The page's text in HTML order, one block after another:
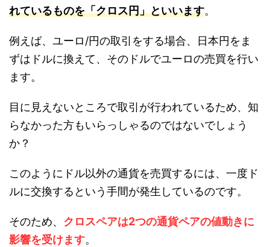
れているものを「クロス円」といいます。
例えば、ユーロ/円の取引をする場合、日本円をま
ずはドルに換えて、そのドルでユーロの売買を行い
ます。
目に見えないところで取引が行われているため、知
らなかった方もいらっしゃるのではないでしょう
か？
このようにドル以外の通貨を売買するには、一度ド
ルに交換するという手間が発生しているのです。
そのため、 クロスペアは2つの通貨ペアの値動きに
影響を受けます。